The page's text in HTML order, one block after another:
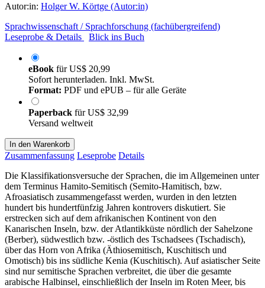
Autor:in: Holger W. Körtge (Autor:in)
Sprachwissenschaft / Sprachforschung (fachübergreifend)
Leseprobe & Details
Blick ins Buch
eBook fürUS$ 20,99
Sofort herunterladen. Inkl. MwSt.
Format: PDF und ePUB – für alle Geräte
Paperback fürUS$ 32,99
Versand weltweit
In den Warenkorb
Zusammenfassung Leseprobe Details
Die Klassifikationsversuche der Sprachen, die im Allgemeinen unter
dem Terminus Hamito-Semitisch (Semito-Hamitisch, bzw.
Afroasiatisch zusammengefasst werden, wurden in den letzten
hundert bis hundertfünfzig Jahren kontrovers diskutiert. Sie
erstrecken sich auf dem afrikanischen Kontinent von den
Kanarischen Inseln, bzw. der Atlantikküste nördlich der Sahelzone
(Berber), südwestlich bzw. -östlich des Tschadsees (Tschadisch),
über das Horn von Afrika (Äthiosemitisch, Kuschitisch und
Omotisch) bis ins südliche Kenia (Kuschitisch). Auf asiatischer Seite
sind nur semitische Sprachen verbreitet, die über die gesamte
arabische Halbinsel, einschließlich der Inseln im Roten Meer, bis